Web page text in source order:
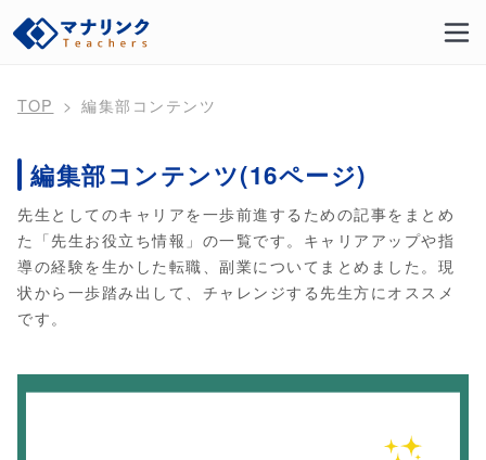
TOP 編集部コンテンツ
編集部コンテンツ(16ページ)
先生としてのキャリアを一歩前進するための記事をまとめ
た「先生お役立ち情報」の一覧です。キャリアアップや指
導の経験を生かした転職、副業についてまとめました。現
状から一歩踏み出して、チャレンジする先生方にオススメ
です。